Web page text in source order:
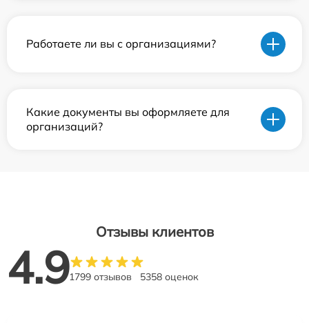
Работаете ли вы с организациями?
Какие документы вы оформляете для
организаций?
Отзывы клиентов
4.91799 отзывов 5358 оценок